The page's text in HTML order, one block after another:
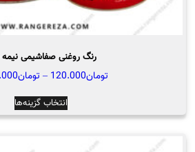
رنگ روغنی صفاشیمی نیمه
تومان120.000
– تومان
انتخاب گزینه‌هااین